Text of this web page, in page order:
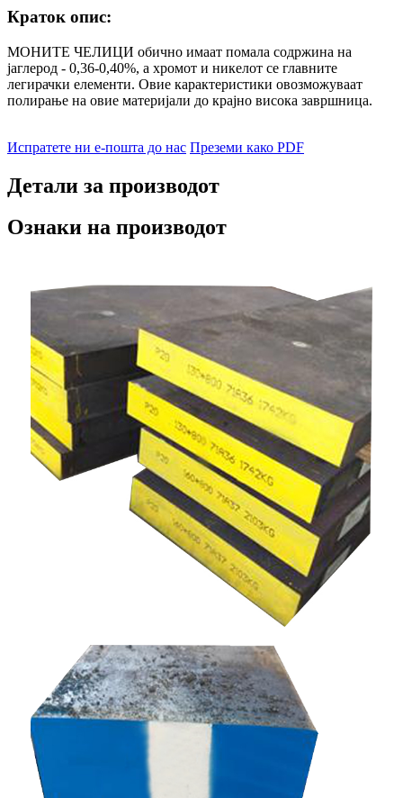
Краток опис:
МОНИТЕ ЧЕЛИЦИ обично имаат помала содржина на
јаглерод - 0,36-0,40%, а хромот и никелот се главните
легирачки елементи. Овие карактеристики овозможуваат
полирање на овие материјали до крајно висока завршница.
Испратете ни е-пошта до нас Преземи како PDF
Детали за производот
Ознаки на производот